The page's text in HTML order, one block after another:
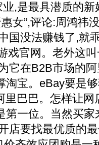
业,是最具潜质的
女”,评论:周鸿祎
国没法赚钱了,就
戏官网。老外这
它在B2B市场的
淘宝。eBay要是
里巴巴。怎样让
第一位。当然买
店要找最优质的